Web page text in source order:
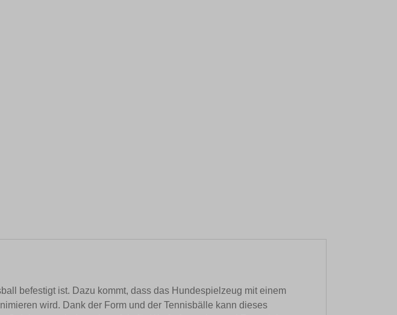
befestigt ist. Dazu kommt, dass das Hundespielzeug mit einem
wird. Dank der Form und der Tennisbälle kann dieses